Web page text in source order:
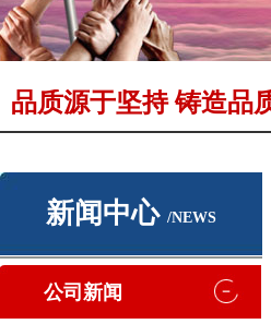
品质源于坚持 铸造品
新闻中心 /NEWS
公司新闻